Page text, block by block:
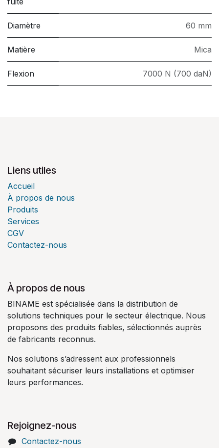
Diamètre 60 mm
Matière Mica
Flexion 7000 N (700 daN)
Liens utiles
Accueil
À propos de nous
Produits
Services
CGV
Contactez-nous
À propos de nous
BINAME est spécialisée dans la distribution de
solutions techniques pour le secteur électrique. Nous
proposons des produits fiables, sélectionnés auprès
de fabricants reconnus.
Nos solutions s’adressent aux professionnels
souhaitant sécuriser leurs installations et optimiser
leurs performances.
Rejoignez-nous
Contactez-nous